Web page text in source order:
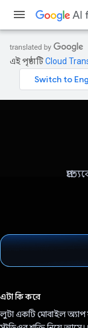
এই পৃষ্ঠাটিCloud
এটা কি করে
লুটা একটি মোবাইল অ্যাপ যা